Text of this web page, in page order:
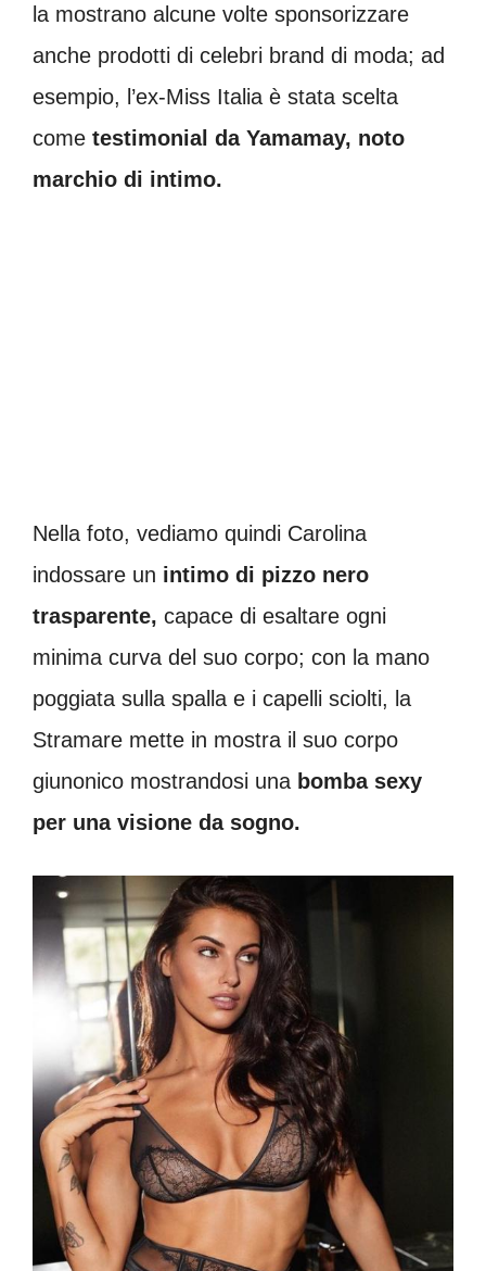
la mostrano alcune volte sponsorizzare
anche prodotti di celebri brand di moda; ad
esempio, l’ex-Miss Italia è stata scelta
come testimonial da Yamamay, noto
marchio di intimo.
Nella foto, vediamo quindi Carolina
indossare un intimo di pizzo nero
trasparente, capace di esaltare ogni
minima curva del suo corpo; con la mano
poggiata sulla spalla e i capelli sciolti, la
Stramare mette in mostra il suo corpo
giunonico mostrandosi una bomba sexy
per una visione da sogno.